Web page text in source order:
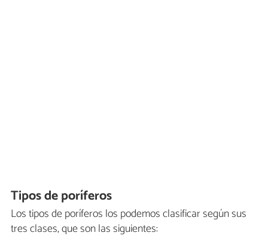
Tipos de poríferos
Los tipos de poríferos los podemos clasificar según sus
tres clases, que son las siguientes: